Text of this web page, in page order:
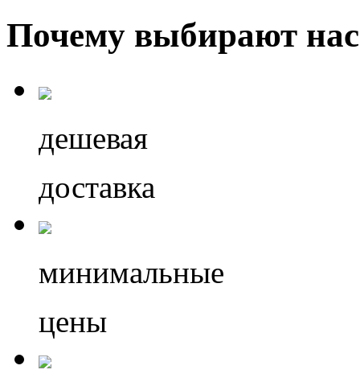
Почему выбирают нас
дешевая
доставка
минимальные
цены